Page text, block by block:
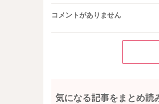
コメントがありません
気になる記事をまとめ読